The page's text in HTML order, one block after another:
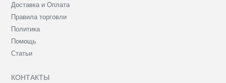
Доставка и Оплата
Правила торговли
Политика
Помощь
Статьи
КОНТАКТЫ